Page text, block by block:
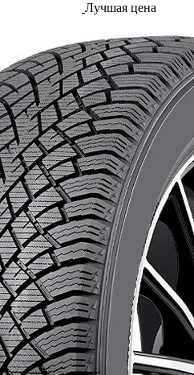
Лучшая цена